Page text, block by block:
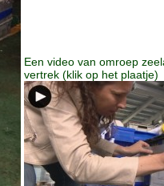
Een video van omroep
vertrek (klik op het plaatje)